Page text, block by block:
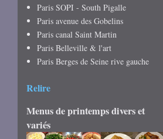
Paris SOPI - South Pigalle
Paris avenue des Gobelins
Paris canal Saint Martin
Paris Belleville & l'art
Paris Berges de Seine rive gauche
Relire
Menus de printemps divers et
variés